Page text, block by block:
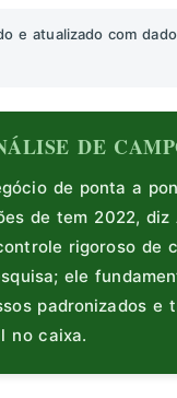
e atualizado com
DE
de ponta a
de tem 2022,
rigoroso de
ele
padronizados e
no caixa.